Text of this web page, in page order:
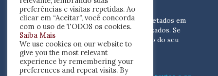
As resenhas, dossiês e sumários são coletados em
periódicos acadêmicos e sites especializados. Se
você tem interesse em divulgar o acervo do seu
periódico, escreva para nós
(contato@resenhacritica.com.br)
preferências e visitas repetidas. Ao
clicar em “Aceitar”, você concorda
com o uso de TODOS os cookies.
Saiba Mais
We use cookies on our website to
give you the most relevant
experience by remembering your
preferences and repeat visits. By